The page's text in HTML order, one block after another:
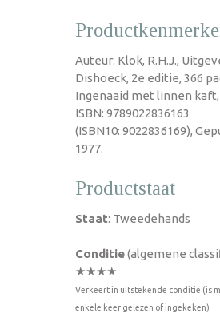
Auteur: Klok, R.H.J.,
Dishoeck, 2e editie, 366
Ingenaaid met linnen
ISBN: 9789022836163
(ISBN10: 9022836169),
1977.
Productstaat
Staat: Tweedehands
Conditie(algemene
★★★★
Verkeert in uitstekende conditie (is
enkele keer gelezen of ingekeken)